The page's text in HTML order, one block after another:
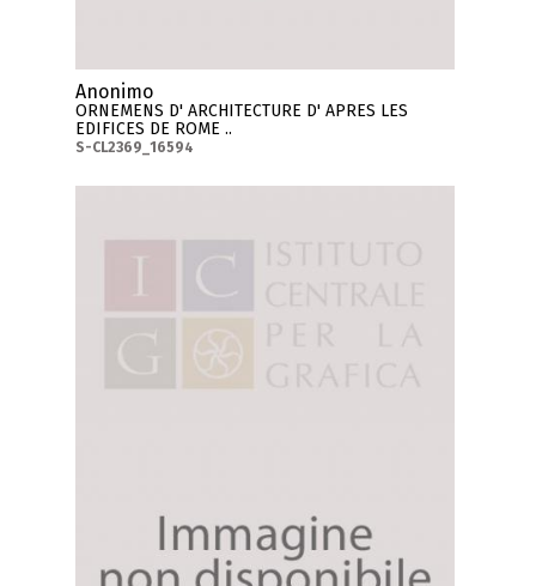
Anonimo
ORNEMENS D' ARCHITECTURE D' APRES LES
EDIFICES DE ROME ..
S-CL2369_16594